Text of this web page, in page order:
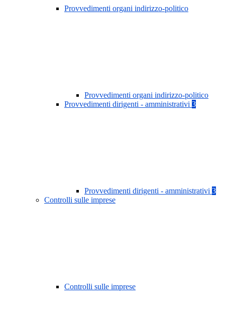
Provvedimenti organi indirizzo-politico
Provvedimenti organi indirizzo-politico
Provvedimenti dirigenti - amministrativi 3
Provvedimenti dirigenti - amministrativi 3
Controlli sulle imprese
Controlli sulle imprese